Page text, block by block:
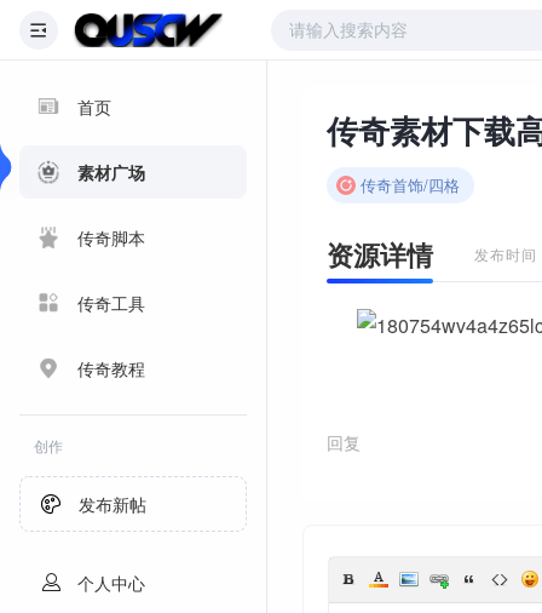
首页
素材广场
传奇脚本
传奇工具
传奇教程
创作
发布新帖
个人中心
传奇首饰/四格
资源详情 发布时
回复